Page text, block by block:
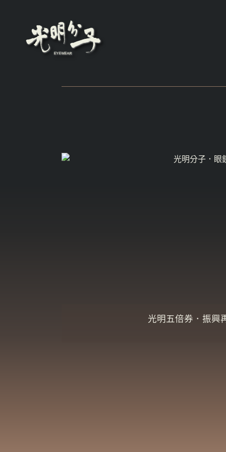
光明五倍券．振興